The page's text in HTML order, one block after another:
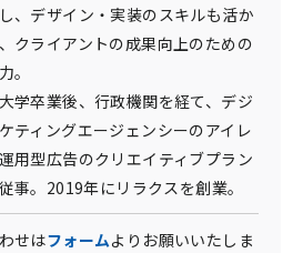
、デザイン・実装のスキルも活か
クライアントの成果向上のための
。
学卒業後、行政機関を経て、デジ
ティングエージェンシーのアイレ
用型広告のクリエイティブプラン
事。2019年にリラクスを創業。
せはフォームよりお願いいたしま